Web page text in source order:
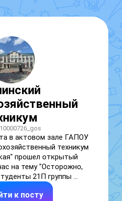
в актовом зале ГАПОУ
техникум
прошел открытый
на тему "Осторожно,
21П группы
об основных
телефонном,
к посту